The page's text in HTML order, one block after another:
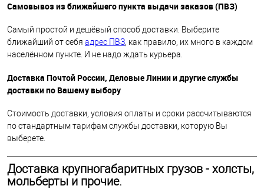
Самовывоз из ближайшего пункта выдачи заказов (ПВЗ)
Самый простой и дешёвый способ доставки. Выберите
ближайший от себя адрес ПВЗ , как правило, их много в каждом
населённом пункте. И не надо ждать курьера.
Доставка Почтой России, Деловые Линии и другие службы
доставки по Вашему выбору
Стоимость доставки, условия оплаты и сроки рассчитываются
по стандартным тарифам службы доставки, которую Вы
выберете.
Доставка крупногабаритных грузов - холсты,
мольберты и прочие.